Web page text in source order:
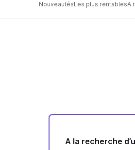
NouveautésLes plus rentablesA
A la recherche